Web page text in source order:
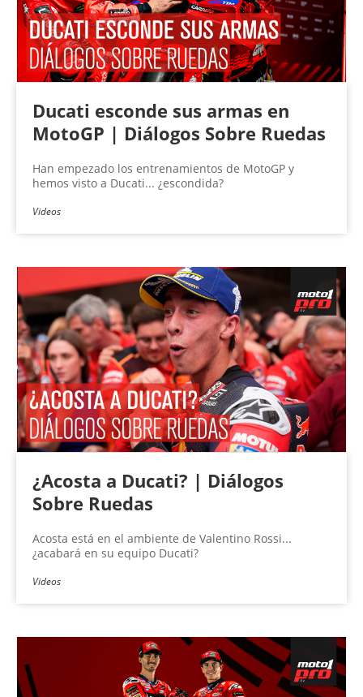
Ducati esconde sus armas en
MotoGP | Diálogos Sobre Ruedas
Han empezado los entrenamientos de MotoGP y
hemos visto a Ducati... ¿escondida?
Videos
¿Acosta a Ducati? | Diálogos
Sobre Ruedas
Acosta está en el ambiente de Valentino Rossi...
¿acabará en su equipo Ducati?
Videos